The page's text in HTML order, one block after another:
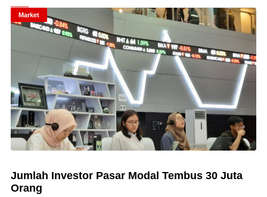
Market
Jumlah Investor Pasar Modal Tembus 30 Juta
Orang